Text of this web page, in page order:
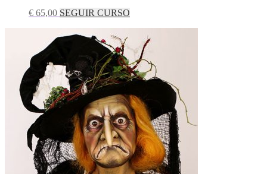
€ 65,00 SEGUIR CURSO